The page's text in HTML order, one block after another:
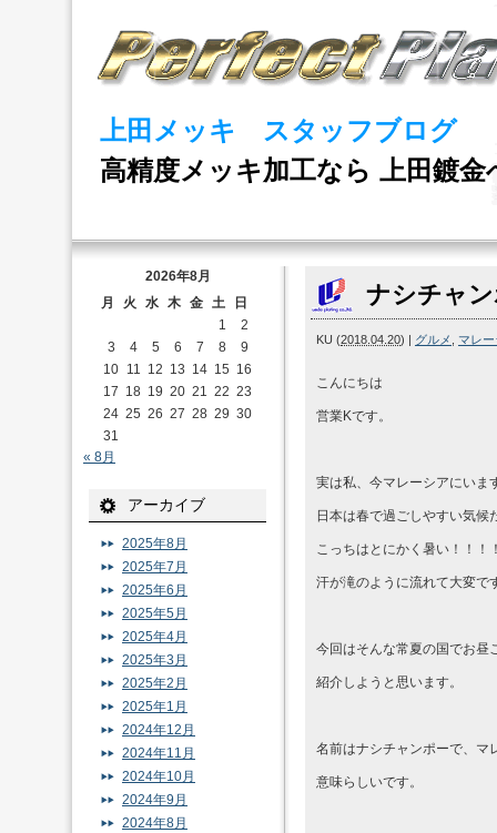
上田メッキ スタッフブログ
高精度メッキ加工なら 上田鍍金
ナシチャ
KU (2018.04.20) | グルメ マレ
こんにちは
営業Kです。
実は私、今マレーシアにいま
日本は春で過ごしやすい気候
こっちはとにかく暑い！！！
汗が滝のように流れて大変で
今回はそんな常夏の国でお昼
紹介しようと思います。
名前はナシチャンポーで、マ
意味らしいです。
2026年8月
月
火 水 木 金 土
日
1
2
3
4 5 6 7 8
9
10 11 12 13 14 15 16
17 18 19 20 21 22 23
24 25 26 27 28 29 30
31
« 8月
アーカイブ
2025年8月
2025年7月
2025年6月
2025年5月
2025年4月
2025年3月
2025年2月
2025年1月
2024年12月
2024年11月
2024年10月
2024年9月
2024年8月